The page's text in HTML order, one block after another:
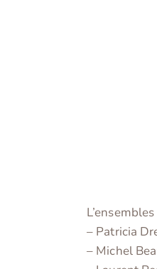
– Patricia
– Michel